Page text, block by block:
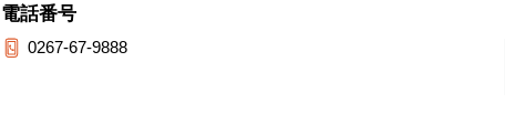
電話番号
0267-67-9888